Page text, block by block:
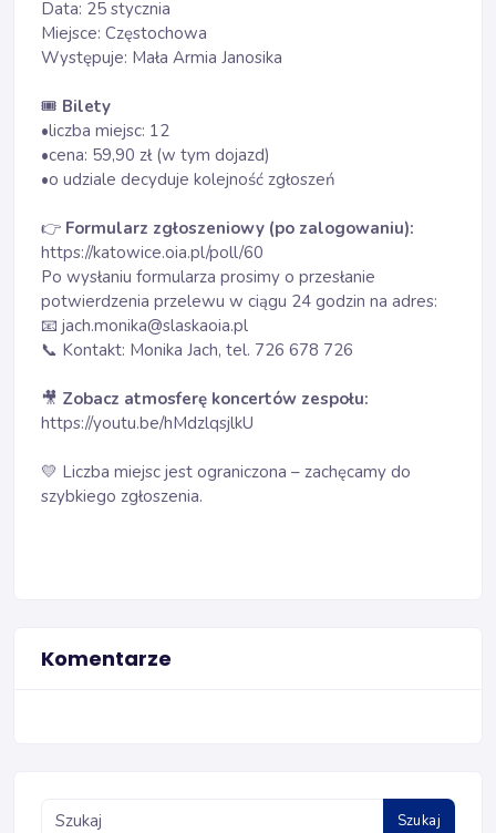
Data: 25 stycznia
Miejsce: Częstochowa
Występuje: Mała Armia Janosika
🎟 Bilety
•liczba miejsc: 12
•cena: 59,90 zł (w tym dojazd)
•o udziale decyduje kolejność zgłoszeń
👉 Formularz zgłoszeniowy (po zalogowaniu):
https://katowice.oia.pl/poll/60
Po wysłaniu formularza prosimy o przesłanie
potwierdzenia przelewu w ciągu 24 godzin na adres:
📧 jach.monika@slaskaoia.pl
📞 Kontakt: Monika Jach, tel. 726 678 726
🎥 Zobacz atmosferę koncertów zespołu:
https://youtu.be/hMdzlqsjlkU
💛 Liczba miejsc jest ograniczona – zachęcamy do
szybkiego zgłoszenia.
Komentarze
Szukaj